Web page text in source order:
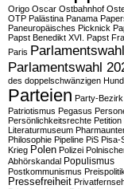
Origo Oscar Ostbahnhof
OTP Palästina Panama
Paneuropäisches Picknick
Papst Benedikt XVI. Papst
Paris
Parlamentswahl
des doppelschwänzigen
Parteien Party-Bezirk
Patriotismus Pegasus
Persönlichkeitsrechte Petition
Literaturmuseum
Philosophie Pipeline PiS Pisa-
Krieg Polen Polizei
Abhörskandal Populismus
Postkommunismus Preispolitik
Pressefreiheit